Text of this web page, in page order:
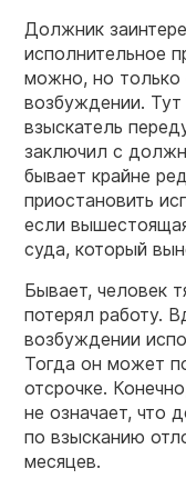
Должник
исполнительное
можно, но только
возбуждении.
взыскатель
заключил с
бывает крайне
приостановить
если
суда, который
Бывает, человек
потерял работу.
возбуждении
Тогда он может
отсрочке.
не означает, что
по взысканию
месяцев.